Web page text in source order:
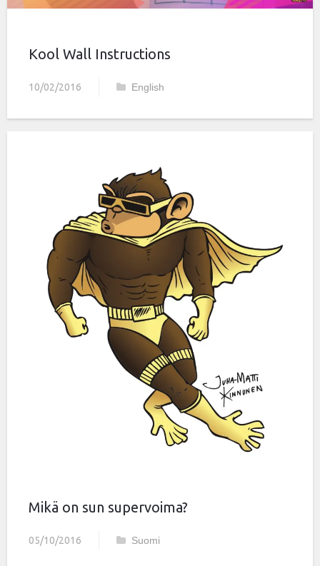
Kool Wall Instructions
10/02/2016 English
Mikä on sun supervoima?
05/10/2016 Suomi